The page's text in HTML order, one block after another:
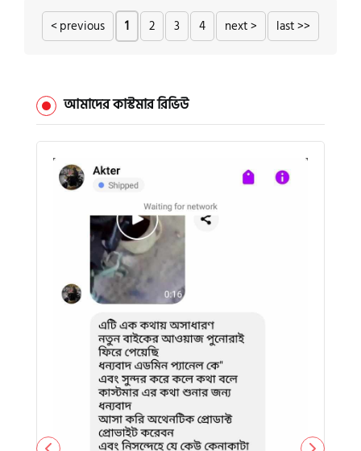
< previous 1 2 3 4 next > last >>
আমাদের কাস্টমার রিভিউ